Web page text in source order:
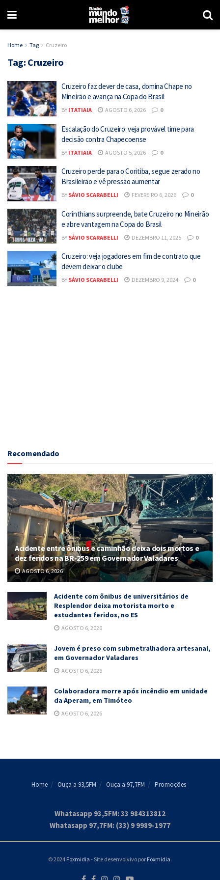
Home Tag Cruzeiro
Tag: Cruzeiro
Cruzeiro faz dever de casa, domina Chape no
Mineirão e avança na Copa do Brasil
BY ITATIAIA AGOSTO 6, 2026 0
Escalação do Cruzeiro: veja provável time para
decisão contra Chapecoense
BY ITATIAIA AGOSTO 5, 2026 0
Cruzeiro perde para o Coritiba, segue zerado no
Brasileirão e vê pressão aumentar
BY SÁVIO SCARABELLI FEVEREIRO 6, 2026 0
Corinthians surpreende, bate Cruzeiro no Mineirão
e abre vantagem na Copa do Brasil
BY SÁVIO SCARABELLI DEZEMBRO 11, 2025 0
Cruzeiro: veja jogadores em fim de contrato que
devem deixar o clube
BY SÁVIO SCARABELLI DEZEMBRO 9, 2024 0
Recomendado
Acidente entre ônibus e caminhão deixa dois mortos e
dez feridos na BR-259 em Governador Valadares
AGOSTO 6, 2026
Acidente com ônibus de universitários de
Resplendor deixa motorista morto e
estudantes feridos, no ES
AGOSTO 6, 2026
Jovem é preso com submetralhadora artesanal,
em Governador Valadares
AGOSTO 6, 2026
Colaboradora morre após incêndio em unidade
da Aperam, em Timóteo
AGOSTO 6, 2026
Home Ouça a 93,5FM Ouça a 97,7FM Promoções
Whatasapp 93,5FM: 33 984313812
Whatasapp 97,7FM: (33) 9 9989-1977
© 2024 Foxmidia - Site desenvolvivo por Foxmidia.